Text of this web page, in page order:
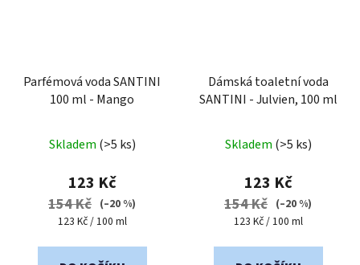
Parfémová voda SANTINI
100 ml - Mango
hodnocení
produktu
je
4,9
5
Skladem (>5 ks)
123 Kč
154 Kč (–20 %)
Měrná
123 Kč / 100 ml
Dámská toaletní voda
SANTINI - Julvien, 100 ml
hodnocení
produktu
je
5,0
5
Skladem (>5 ks)
123 Kč
154 Kč (–20 %)
Měrná
123 Kč / 100 ml